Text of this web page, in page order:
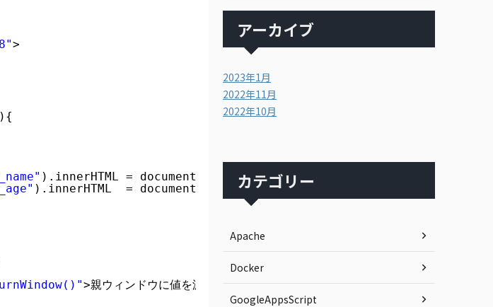
>
).innerHTML = document.getElementById(
).innerHTML  = document.getElementById(
>親ウィンドウに値を渡す</a></p>
アーカイブ
2023年1月
2022年11月
2022年10月
カテゴリー
Apache
Docker
GoogleAppsScript